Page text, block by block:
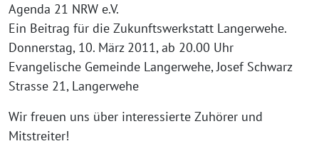
Agenda 21 NRW e.V.
Ein Beitrag für die Zukunftswerkstatt Langerwehe.
Donnerstag, 10. März 2011, ab 20.00 Uhr
Evangelische Gemeinde Langerwehe, Josef Schwarz
Strasse 21, Langerwehe
Wir freuen uns über interessierte Zuhörer und
Mitstreiter!